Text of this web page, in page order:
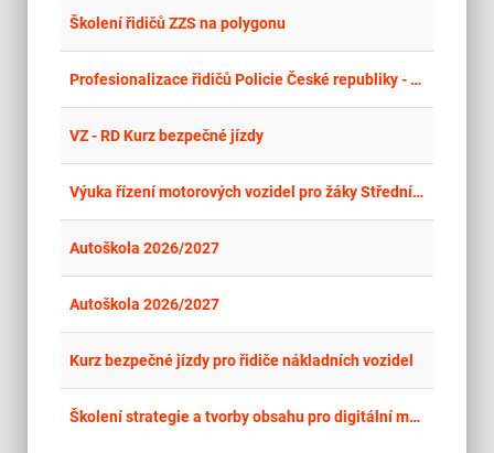
Školení řidičů ZZS na polygonu
Profesionalizace řidičů Policie České republiky - jednostopá vozidla
VZ - RD Kurz bezpečné jízdy
Výuka řízení motorových vozidel pro žáky Střední odborné školy veterinární, Hradec Králové-Kukleny, Pražská 68
Autoškola 2026/2027
Autoškola 2026/2027
Kurz bezpečné jízdy pro řidiče nákladních vozidel
Školení strategie a tvorby obsahu pro digitální média, grafiky a střihu videa